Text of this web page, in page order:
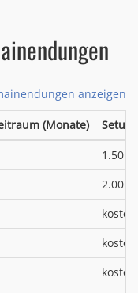
anzeigen
(Monate)
1.50 €
2.00 €